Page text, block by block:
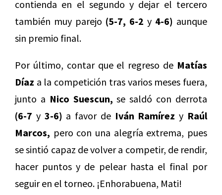
contienda en el segundo y dejar el tercero
también muy parejo (5-7, 6-2 y 4-6) aunque
sin premio final.
Por último, contar que el regreso de Matías
Díaz a la competición tras varios meses fuera,
junto a Nico Suescun, se saldó con derrota
(6-7 y 3-6) a favor de Iván Ramírez y Raúl
Marcos, pero con una alegría extrema, pues
se sintió capaz de volver a competir, de rendir,
hacer puntos y de pelear hasta el final por
seguir en el torneo. ¡Enhorabuena, Mati!